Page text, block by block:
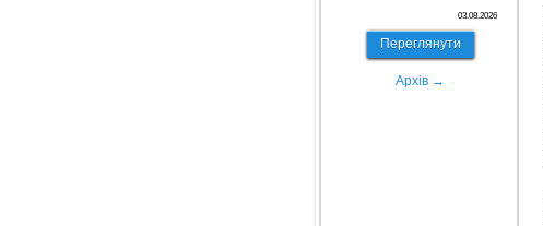
03.08.2026
Переглянути
Архів →